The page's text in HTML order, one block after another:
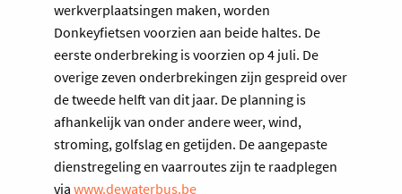
werkverplaatsingen maken, worden
Donkeyfietsen voorzien aan beide haltes. De
eerste onderbreking is voorzien op 4 juli. De
overige zeven onderbrekingen zijn gespreid over
de tweede helft van dit jaar. De planning is
afhankelijk van onder andere weer, wind,
stroming, golfslag en getijden. De aangepaste
dienstregeling en vaarroutes zijn te raadplegen
via www.dewaterbus.be